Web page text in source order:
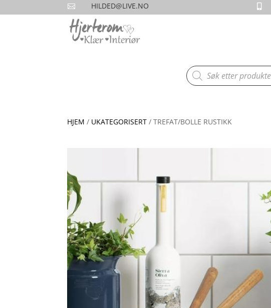
 HILDED@LIVE.NO 
Products
search
HJEM / UKATEGORISERT / TREFAT/BOLLE RUSTIKK